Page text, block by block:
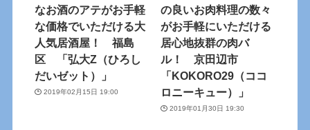
なお酒のアテがお手軽
な価格でいただける大
人気居酒屋！ 福島
区 「弘大Z（ひろし
だいゼット）」
2019年02月15日 19:00
の良いお肉料理の数々
がお手軽にいただける
居心地抜群の肉バ
ル！ 京田辺市
「KOKORO29（ココ
ロニーキュー）」
2019年01月30日 19:30